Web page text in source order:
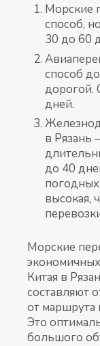
Морские
способ,
30 до 60
способ
дорогой.
дней.
в Рязань
до 40
высокая,
Морские
Китая в
составляют
от маршрута
Это
большого